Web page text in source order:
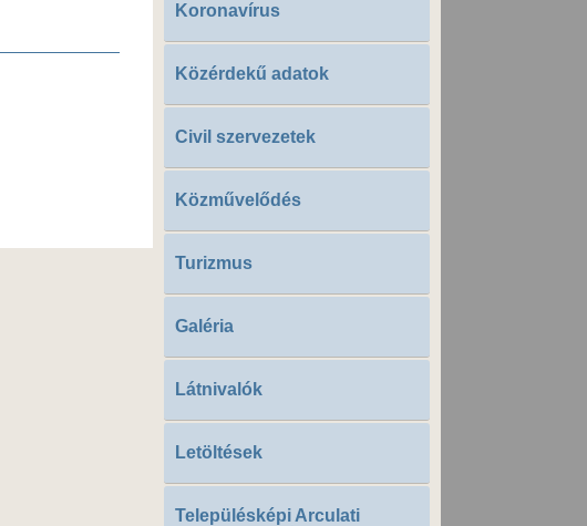
Koronavírus
Közérdekű adatok
Civil szervezetek
Közművelődés
Turizmus
Galéria
Látnivalók
Letöltések
Településképi Arculati